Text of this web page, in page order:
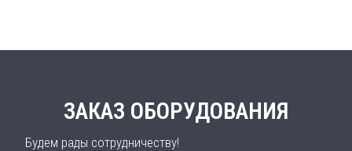
ЗАКАЗ ОБОРУДОВАНИЯ
Будем рады сотрудничеству!